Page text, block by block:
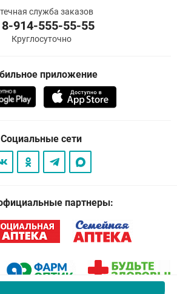
служба заказов
8-914-555-55-55
Круглосуточно
приложение
Социальные сети
партнеры: